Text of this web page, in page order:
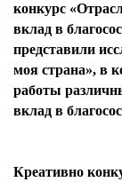
конкурс
вклад в
представили
моя страна», в
работы
вклад в
Креативно